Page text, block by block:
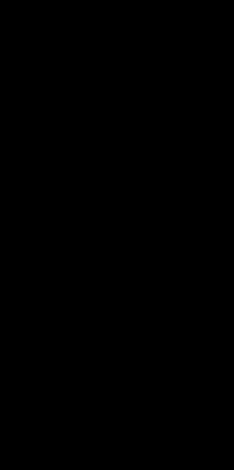
ultrazorras